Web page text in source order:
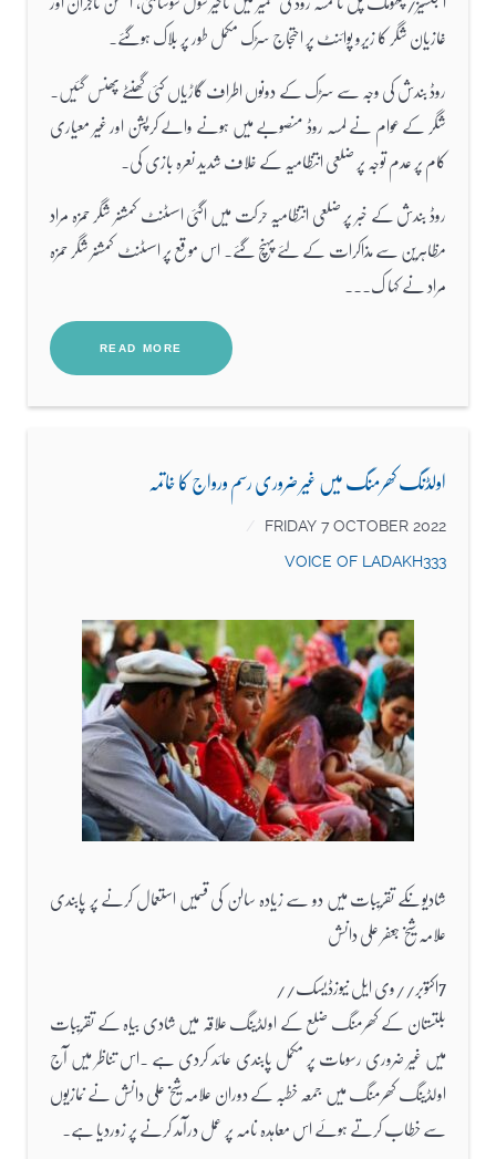
غازیان شگر کا زیرو پوائنٹ پر احتجاج سڑک مکمل طور پر بلاک ہوگئے۔
روڈ بندش کی وجہ سے سڑک کے دونوں اطراف گاڑیاں کئی گھنٹے پھنس گئیں۔
شگر کے عوام نے لمسہ روڈ منصوبے میں ہونے والے کرپشن اور غیر معیاری
کام پر عدم توجہ پر ضلعی انتظامیہ کے خلاف شدید نعرہ بازی کی۔
روڈ بندش کے خبر پر ضلعی انتظامیہ حرکت میں اگئی اسسٹنٹ کمشنر شگر حمزہ مراد
مظاہرین سے مذاکرات کے لئے پہنچ گئے۔ اس موقع پر اسسٹنٹ کمشنر شگر حمزہ
مراد نے کہا ک...
READ MORE
اولڈنگ کھرمنگ میں غیر ضروری رسم ورواج کا خاتمہ
FRIDAY 7 OCTOBER 2022
VOICE OF LADAKH333
شادیوںکے تقریبات میں دو سے زیادہ سالن کی قسمیں استعمال کرنے پر پابندی
علامہ شیخ جعفر علی دانش
7اکتوبر//وی ایل نیوزڈیسک//
بلتستان کے کھرمنگ ضلع کے اولڈینگ علاقہ میں شادی بیاہ کے تقریبات
میں غیر ضروری رسومات پر مکمل پابندی عائد کردی ہے ۔اس تناظر میں آج
اولڈینگ کھرمنگ میں جمعہ خطبہ کے دوران علامہ شیخ علی دانش نے نمازیوں
سے خطاب کرتے ہوئے اس معاہدہ نامہ پر عمل درآمد کرنے پر زوردیا ہے۔